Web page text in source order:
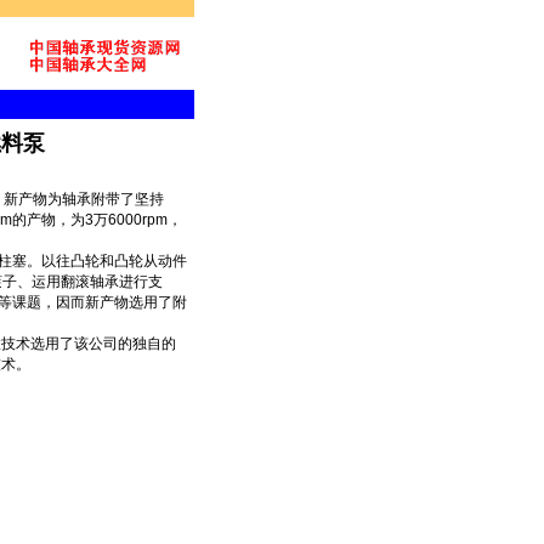
泵‎
产物为轴承附带了坚持
的产物，为3万6000rpm，
。以往凸轮和凸轮从动件
、运用翻滚轴承进行支
课题，因而新产物选用了附
术选用了该公司的独自的
。